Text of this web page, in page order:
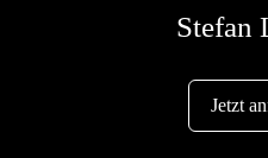
Stefan
Jetzt